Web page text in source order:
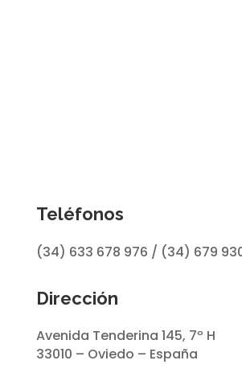
Teléfonos
(34) 633 678 976 / (34) 679
Dirección
Avenida Tenderina 145, 7º H
33010 – Oviedo – España